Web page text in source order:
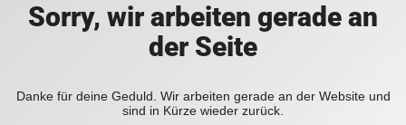
Sorry, wir arbeiten gerade an
der Seite
Danke für deine Geduld. Wir arbeiten gerade an der Website und
sind in Kürze wieder zurück.